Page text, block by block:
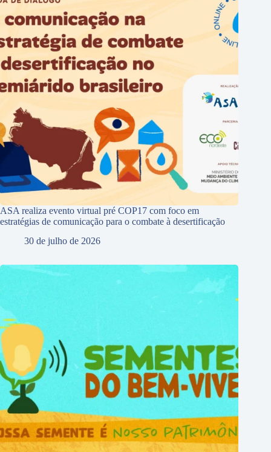
ASA realiza evento virtual pré COP17 com foco em
estratégias de comunicação para o combate à desertificação
30 de julho de 2026